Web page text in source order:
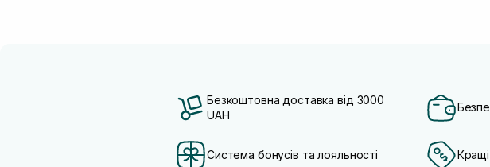
Безкоштовна доставка від 3000
UAH
Система бонусів та лояльності